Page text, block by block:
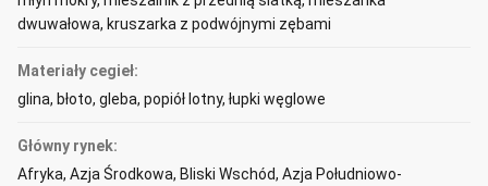
dwuwałowa, kruszarka z podwójnymi zębami
Materiały cegieł:
glina, błoto, gleba, popiół lotny, łupki węglowe
Główny rynek:
Afryka, Azja Środkowa, Bliski Wschód, Azja Południowo-